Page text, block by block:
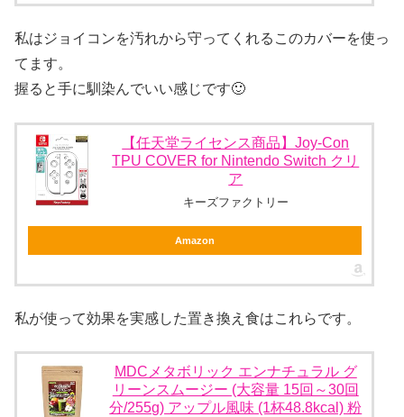
私はジョイコンを汚れから守ってくれるこのカバーを使っ
てます。
握ると手に馴染んでいい感じです🙂
【任天堂ライセンス商品】Joy-Con
TPU COVER for Nintendo Switch クリ
ア
キーズファクトリー
Amazon
私が使って効果を実感した置き換え食はこれらです。
MDCメタボリック エンナチュラル グ
リーンスムージー (大容量 15回～30回
分/255g) アップル風味 (1杯48.8kcal) 粉